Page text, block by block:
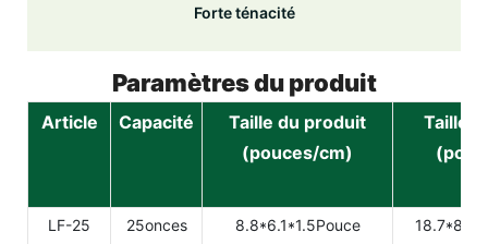
Forte ténacité
Paramètres du produit
Article Capacité
Taille du produit
(pouces/cm)
Taille
LF-25
25onces
8.8*6.1*1.5Pouce